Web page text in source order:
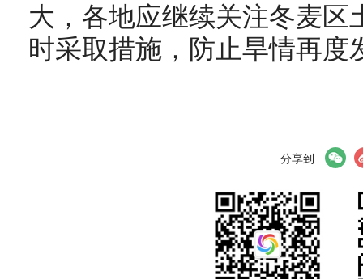
大，各地应继续关注冬麦区
时采取措施，防止旱情再度
分享到